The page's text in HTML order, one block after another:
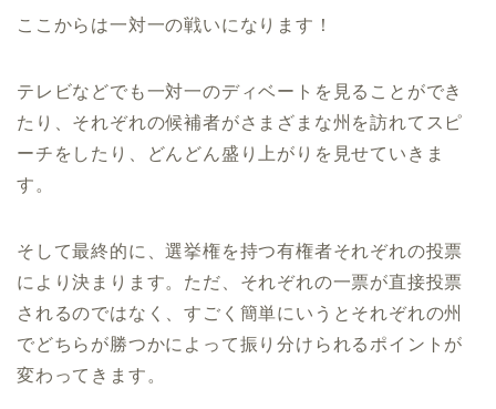
ここからは一対一の戦いになります！
テレビなどでも一対一のディベートを見ることができ
たり、それぞれの候補者がさまざまな州を訪れてスピ
ーチをしたり、どんどん盛り上がりを見せていきま
す。
そして最終的に、選挙権を持つ有権者それぞれの投票
により決まります。ただ、それぞれの一票が直接投票
されるのではなく、すごく簡単にいうとそれぞれの州
でどちらが勝つかによって振り分けられるポイントが
変わってきます。